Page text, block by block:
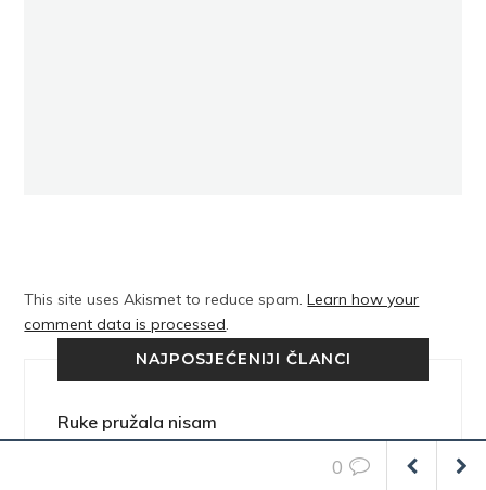
This site uses Akismet to reduce spam.Learn how your
comment data is processed.
NAJPOSJEĆENIJI ČLANCI
Ruke pružala nisam
0